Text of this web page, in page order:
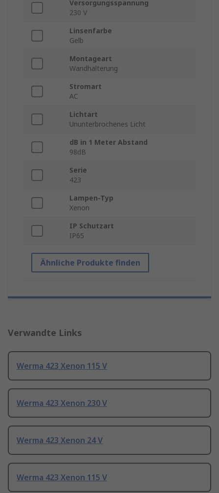
Versorgungsspannung
230 V
Linsenfarbe
Gelb
Montageart
Wandhalterung
Stromart
AC
Lichtart
Ununterbrochenes Licht
dB in 1 Meter Abstand
98dB
Serie
423
Lampen-Typ
Xenon
IP Schutzart
IP65
Ähnliche Produkte finden
Verwandte Links
Werma 423 Xenon 115 V
Werma 423 Xenon 230 V
Werma 423 Xenon 24 V
Werma 423 Xenon 115 V